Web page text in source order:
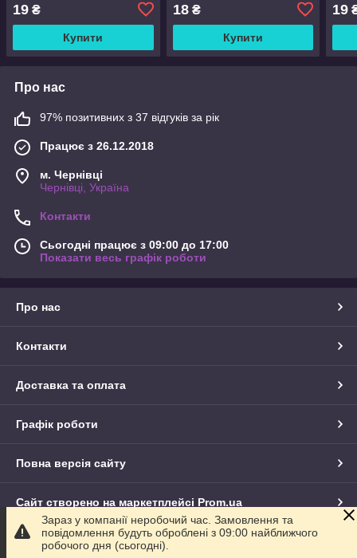
19 ₴
Купити
18₴
Купити
19
Про нас
97% позитивних з 37 відгуків за рік
Працює з 26.12.2018
м. Чернівці
Чернівці, Україна
Контакти
Сьогодні працює з 09:00 до 17:00
Показати весь графік роботи
Про нас
Контакти
Доставка та оплата
Графік роботи
Повна версія сайту
Сайт створено на маркетплейсі Prom.ua
Політика конфіденційності
Зараз у компанії неробочий час. Замовлення та
повідомлення будуть оброблені з 09:00 найближчого
робочого дня (сьогодні).